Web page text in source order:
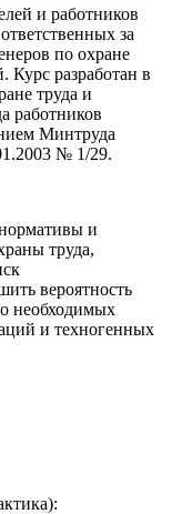
и работников
за
по охране
Курс разработан в
труда и
работников
Минтруда
№ 1/29.
и
труда,
вероятность
необходимых
и техногенных